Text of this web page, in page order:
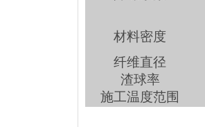
材料密度
纤维直径
渣球率
施工温度范围